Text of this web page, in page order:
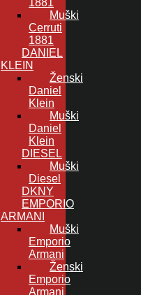
Muški
Cerruti
1881
DANIEL
KLEIN
Ženski
Daniel
Klein
Muški
Daniel
Klein
DIESEL
Muški
Diesel
DKNY
EMPORIO
ARMANI
Muški
Emporio
Armani
Ženski
Emporio
Armani